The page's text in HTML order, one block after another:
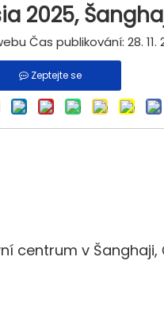
2025,
Čas publikování: 28. 11.
Zeptejte se
centrum v Šanghaji,